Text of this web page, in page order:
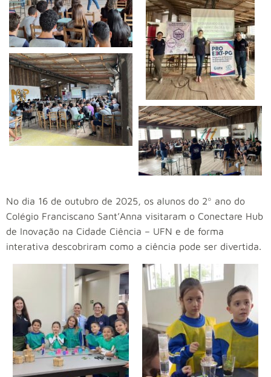
No dia 16 de outubro de 2025, os alunos do 2º ano do
Colégio Franciscano Sant’Anna visitaram o Conectare Hub
de Inovação na Cidade Ciência – UFN e de forma
interativa descobriram como a ciência pode ser divertida.